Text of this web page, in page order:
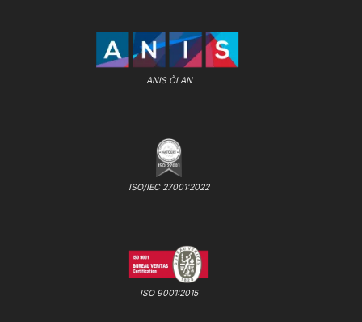
ANIS ČLAN
ISO/IEC 27001:2022
ISO 9001:2015